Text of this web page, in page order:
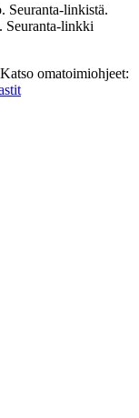
Seuranta-linkistä.
Seuranta-linkki
omatoimiohjeet: